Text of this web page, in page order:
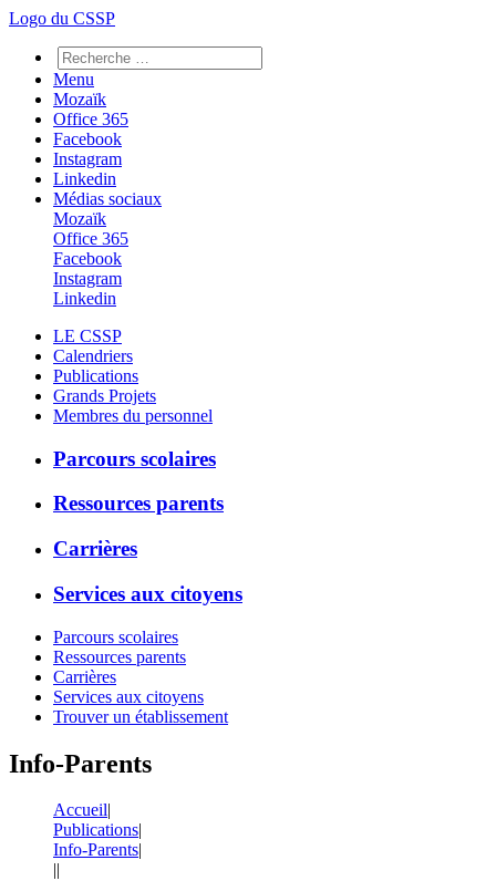
Logo du CSSP
Menu
Mozaïk
Office 365
Facebook
Instagram
Linkedin
Médias sociaux
Mozaïk
Office 365
Facebook
Instagram
Linkedin
LE CSSP
Calendriers
Publications
Grands Projets
Membres du personnel
Parcours scolaires
Ressources parents
Carrières
Services aux citoyens
Parcours scolaires
Ressources parents
Carrières
Services aux citoyens
Trouver un établissement
Info-Parents
Accueil|
Publications|
Info-Parents|
||